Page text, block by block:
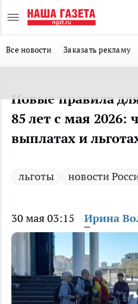
Все новости Заказать рекламу
Новые правила
85 лет с мая 2026:
выплатах и
льготы новости
30 мая 03:15 Ирина